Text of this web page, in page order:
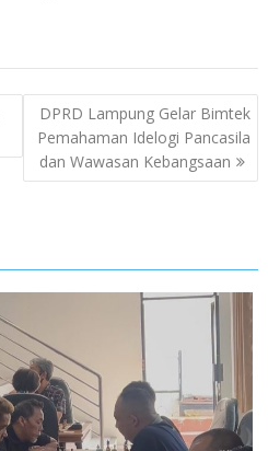
DPRD Lampung Gelar Bimtek
Pemahaman Idelogi Pancasila
dan Wawasan Kebangsaan